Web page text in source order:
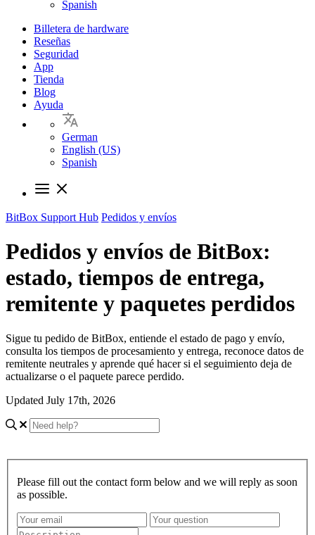
Spanish
Billetera de hardware
Reseñas
Seguridad
App
Tienda
Blog
Ayuda
German
English (US)
Spanish
BitBox Support Hub Pedidos y envíos
Pedidos y envíos de BitBox:
estado, tiempos de entrega,
remitente y paquetes perdidos
Sigue tu pedido de BitBox, entiende el estado de pago y envío,
consulta los tiempos de procesamiento y entrega, reconoce datos de
remitente neutrales y aprende qué hacer si el seguimiento deja de
actualizarse o el paquete parece perdido.
Updated July 17th, 2026
Please fill out the contact form below and we will reply as soon
as possible.